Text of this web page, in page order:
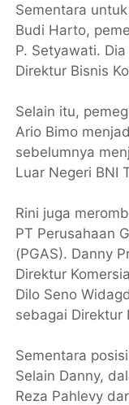
Sementara
Budi Harto,
P. Setyawati.
Direktur Bisnis
Selain itu,
Ario Bimo
sebelumnya
Luar Negeri BNI
Rini juga
PT Perusahaan
(PGAS). Danny
Direktur
Dilo Seno
sebagai Direktur
Sementara
Selain Danny,
Reza Pahlevy